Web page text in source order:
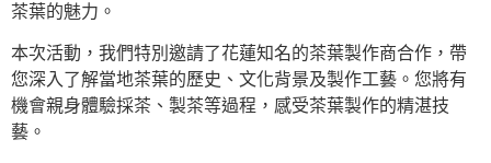
茶葉的魅力。
本次活動，我們特別邀請了花蓮知名的茶葉製作商合作，帶
您深入了解當地茶葉的歷史、文化背景及製作工藝。您將有
機會親身體驗採茶、製茶等過程，感受茶葉製作的精湛技
藝。